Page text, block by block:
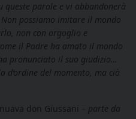
queste parole e vi abbandonerà
possiamo imitare il mondo
non con orgoglio e
il Padre ha amato il mondo
pronunciato il suo giudizio…
d’ordine del momento, ma ciò
don Giussani – parte da